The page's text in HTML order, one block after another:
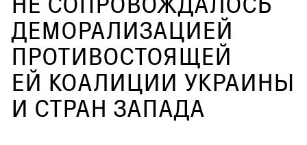
ДЕМОРАЛИЗАЦИЕЙ
ПРОТИВОСТОЯЩЕЙ
ЕЙ КОАЛИЦИИ УКРАИНЫ
И СТРАН ЗАПАДА